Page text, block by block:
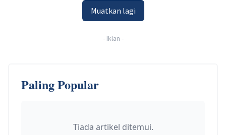
Muatkan lagi
- Iklan -
Paling Popular
Tiada artikel ditemui.